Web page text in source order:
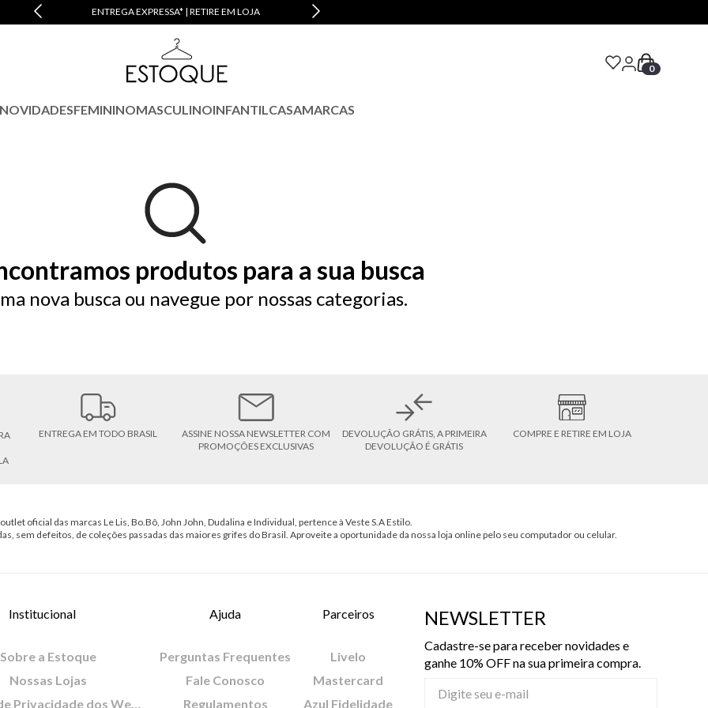
JUROS ENTREGA EXPRESSA* | RETIRE EM LOJA
0
NOVIDADESFEMININOMASCULINOINFANTILCASAMARCAS
produtos para a sua busca
nova busca ou navegue por nossas categorias.
ENTREGA EM TODO BRASIL
ASSINE NOSSA NEWSLETTER COM
PROMOÇÕES EXCLUSIVAS
DEVOLUÇÃO GRÁTIS, A PRIMEIRA
DEVOLUÇÃO É GRÁTIS
COMPRE E RETIRE EM LOJA
oficial das marcas Le Lis, Bo.Bô, John John, Dudalina e Individual, pertence à Veste S.A Estilo.
sem defeitos, de coleções passadas das maiores grifes do Brasil. Aproveite a oportunidade da nossa loja online pelo seu computador ou celular.
Institucional
Sobre a Estoque
Nossas Lojas
Política de Privacidade dos Websites
Ajuda
Perguntas Frequentes
Fale Conosco
Regulamentos
Parceiros
Livelo
Mastercard
Azul Fidelidade
NEWSLETTER
Cadastre-se para receber novidades e
ganhe 10% OFF na sua primeira compra.